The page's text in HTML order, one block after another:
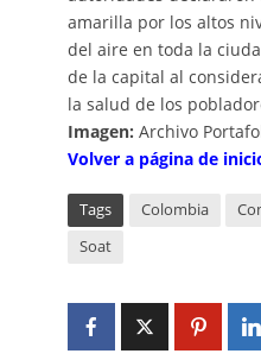
amarilla por los altos
del aire en toda la
de la capital al
la salud de los
Imagen: Archivo
Volver a página de
Tags Colombia
Soat